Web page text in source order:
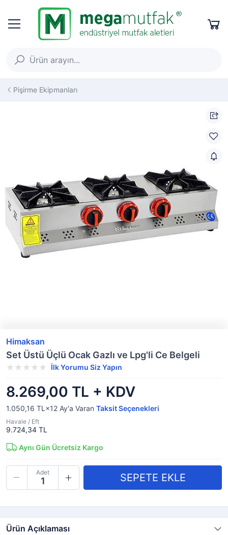
Pişirme Ekipmanları
Himaksan
Set Üstü Üçlü Ocak Gazlı ve Lpg'li Ce Belgeli
İlk Yorumu Siz Yapın
8.269,00 TL + KDV
1.050,16 TL×12 Ay'a Varan Taksit Seçenekleri
Havale / Eft
9.724,34 TL
Aynı Gün Ücretsiz Kargo
Adet
Ürün Açıklaması